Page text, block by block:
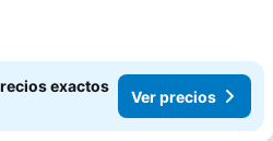
exactos
Ver precios